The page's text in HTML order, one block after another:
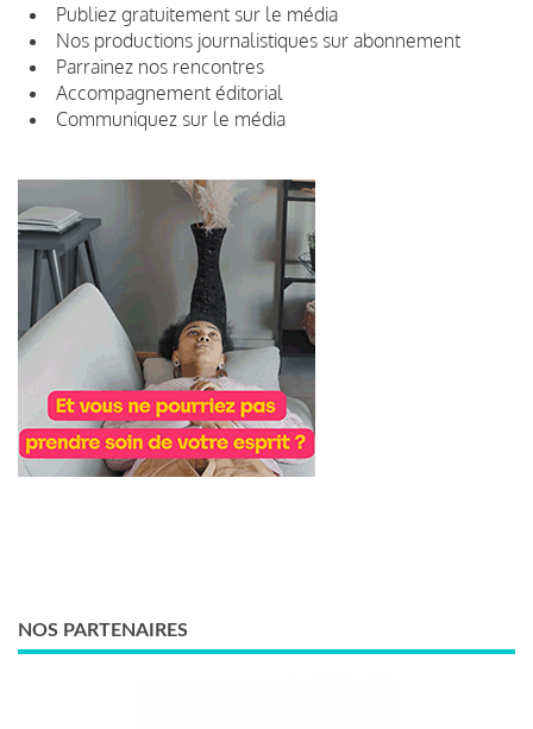
Publiez gratuitement sur le média
Nos productions journalistiques sur abonnement
Parrainez nos rencontres
Accompagnement éditorial
Communiquez sur le média
NOS PARTENAIRES